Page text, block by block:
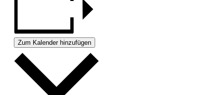
Zum Kalender hinzufügen